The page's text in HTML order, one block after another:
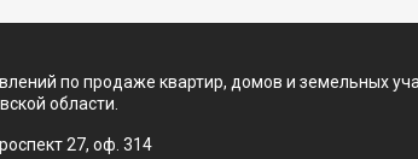
по продаже квартир, домов и земельных
области.
27, оф. 314